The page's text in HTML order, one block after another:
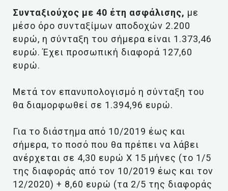
Συνταξιούχος με 40 έτη ασφάλισης, με
μέσο όρο συνταξίμων αποδοχών 2.200
ευρώ, η σύνταξη του σήμερα είναι 1.373,46
ευρώ. Έχει προσωπική διαφορά 127,60
ευρώ.
Μετά τον επανυπολογισμό η σύνταξη του
θα διαμορφωθεί σε 1.394,96 ευρώ.
Για το διάστημα από 10/2019 έως και
σήμερα, το ποσό που θα πρέπει να λάβει
ανέρχεται σε 4,30 ευρώ Χ 15 μήνες (το 1/5
της διαφοράς από τον 10/2019 έως και τον
12/2020) + 8,60 ευρώ (τα 2/5 της διαφοράς